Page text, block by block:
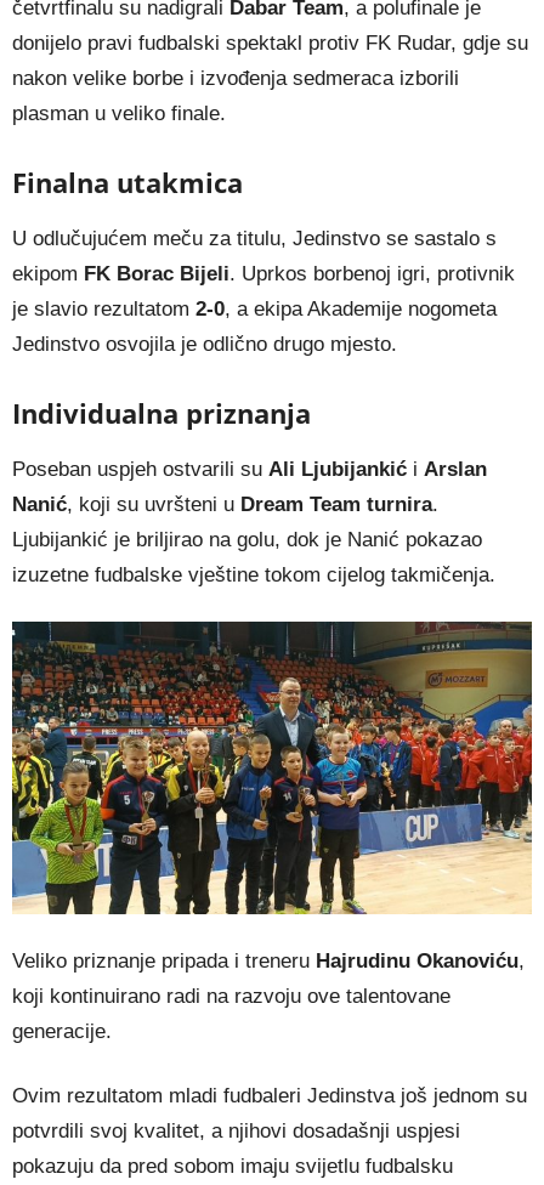
četvrtfinalu su nadigrali Dabar Team, a polufinale je
donijelo pravi fudbalski spektakl protiv FK Rudar, gdje su
nakon velike borbe i izvođenja sedmeraca izborili
plasman u veliko finale.
Finalna utakmica
U odlučujućem meču za titulu, Jedinstvo se sastalo s
ekipom FK Borac Bijeli. Uprkos borbenoj igri, protivnik
je slavio rezultatom 2-0, a ekipa Akademije nogometa
Jedinstvo osvojila je odlično drugo mjesto.
Individualna priznanja
Poseban uspjeh ostvarili su Ali Ljubijankić i Arslan
Nanić, koji su uvršteni u Dream Team turnira.
Ljubijankić je briljirao na golu, dok je Nanić pokazao
izuzetne fudbalske vještine tokom cijelog takmičenja.
Veliko priznanje pripada i treneru Hajrudinu Okanoviću,
koji kontinuirano radi na razvoju ove talentovane
generacije.
Ovim rezultatom mladi fudbaleri Jedinstva još jednom su
potvrdili svoj kvalitet, a njihovi dosadašnji uspjesi
pokazuju da pred sobom imaju svijetlu fudbalsku